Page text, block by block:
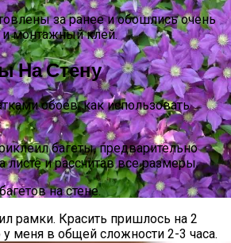
Клематиса Семенами
за ранее и обошлись очень
монтажный клей.
На Стену
багеты, предварительно
листе и рассчитав все размеры.
рамки. Красить пришлось на 2
у меня в общей сложности 2-3 часа.